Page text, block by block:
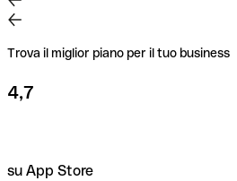
Trova il miglior piano per il tuo business
4,7
su App Store